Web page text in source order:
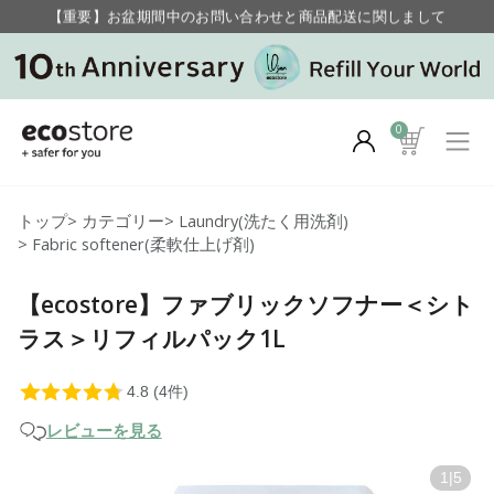
【重要】お盆期間中のお問い合わせと商品配送に関しまして
毎月お得にポイントが貯まる！ “月のポイントアップデー”
0
トップ> カテゴリー> Laundry(洗たく用洗剤)
> Fabric softener(柔軟仕上げ剤)
【ecostore】ファブリックソフナー＜シト
ラス＞リフィルパック1L
レビューを見る
1 5